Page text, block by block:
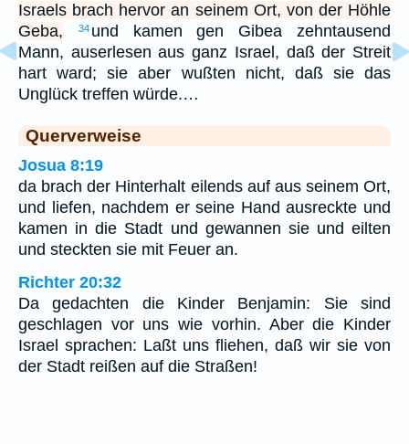
Israels brach hervor an seinem Ort, von der Höhle
Geba,
34 und kamen gen Gibea zehntausend
Mann, auserlesen aus ganz Israel, daß der Streit
hart ward; sie aber wußten nicht, daß sie das
Unglück treffen würde.…
Querverweise
Josua 8:19
da brach der Hinterhalt eilends auf aus seinem Ort,
und liefen, nachdem er seine Hand ausreckte und
kamen in die Stadt und gewannen sie und eilten
und steckten sie mit Feuer an.
Richter 20:32
Da gedachten die Kinder Benjamin: Sie sind
geschlagen vor uns wie vorhin. Aber die Kinder
Israel sprachen: Laßt uns fliehen, daß wir sie von
der Stadt reißen auf die Straßen!